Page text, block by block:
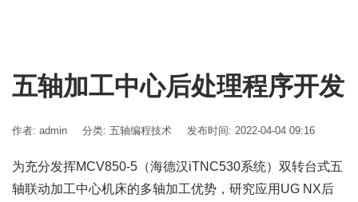
五轴加工中心后处理程序开发
作者: admin 分类: 五轴编程技术 发布时间: 2022-04-04 09:16
为充分发挥MCV850-5（海德汉iTNC530系统）双转台式五
轴联动加工中心机床的多轴加工优势，研究应用UG NX后